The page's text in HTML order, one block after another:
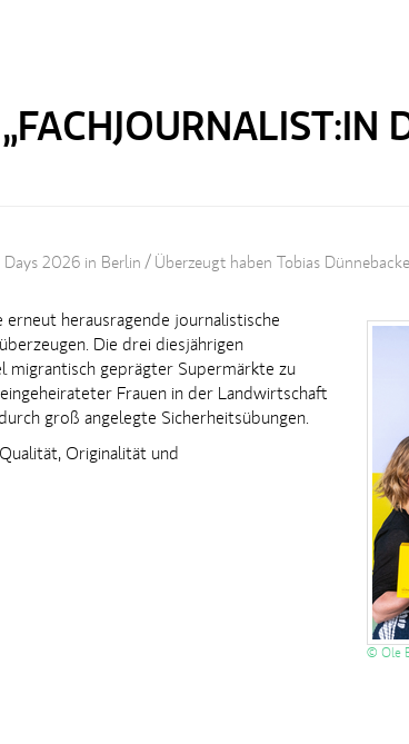
2026 in Berlin / Überzeugt haben Tobias
© Ole
erneut herausragende journalistische
Die drei diesjährigen
migrantisch geprägter Supermärkte zu
Frauen in der Landwirtschaft
groß angelegte Sicherheitsübungen.
Originalität und